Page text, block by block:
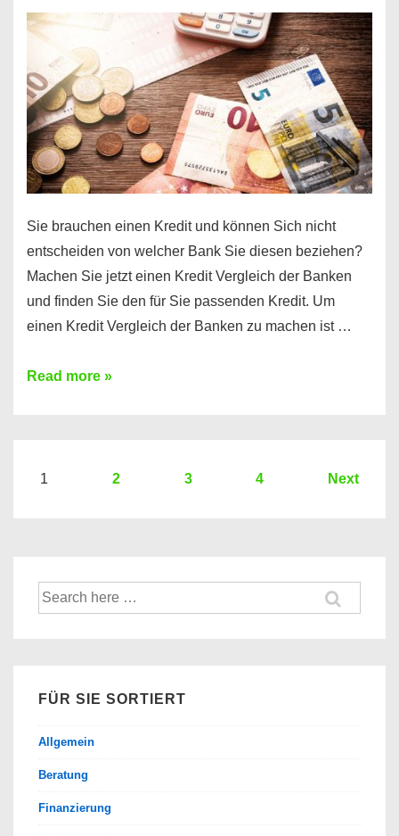
einen
10000
Euro
Kredit
finden
Sie brauchen einen Kredit und können Sich nicht
entscheiden von welcher Bank Sie diesen beziehen?
Machen Sie jetzt einen Kredit Vergleich der Banken
und finden Sie den für Sie passenden Kredit. Um
einen Kredit Vergleich der Banken zu machen ist …
Sie
Hier
Banken
Read more »
Seitennummerierung
1 2 3 4 Next
Suche
nach:
FÜR SIE SORTIERT
Allgemein
Beratung
Finanzierung